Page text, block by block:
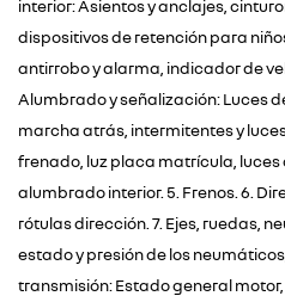
interior: Asientos y anclajes,
dispositivos de retención para
antirrobo y alarma, indicador de
Alumbrado y señalización: Luces
marcha atrás, intermitentes y
frenado, luz placa matrícula, luces
alumbrado interior. 5. Frenos. 6.
rótulas dirección. 7. Ejes, ruedas,
estado y presión de los
transmisión: Estado general